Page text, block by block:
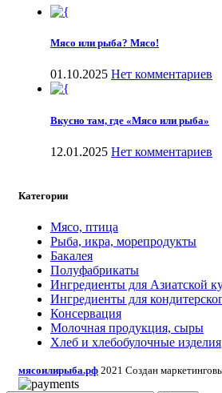
Мясо или рыба? Мясо!
01.10.2025 Нет комментариев
Вкусно там, где «Мясо или рыба»
12.01.2025 Нет комментариев
Категории
Мясо, птица
Рыба, икра, морепродукты
Бакалея
Полуфабрикаты
Ингредиенты для Азиатской
Ингредиенты для
Консервация
Молочная продукция, сыры
Хлеб и хлебобулочные изделия
мясоилирыба.рф 2021 Создан